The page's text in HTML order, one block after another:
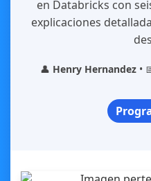
en Databricks con
explicaciones
👤 Henry Hernandez •